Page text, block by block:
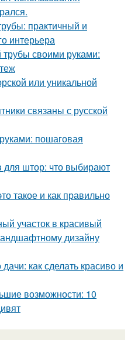
практичный и
интерьера
своими руками:
или уникальной
связаны с русской
пошаговая
для штор: что выбирают
такое и как правильно
участок в красивый
дизайну
как сделать красиво и
возможности: 10